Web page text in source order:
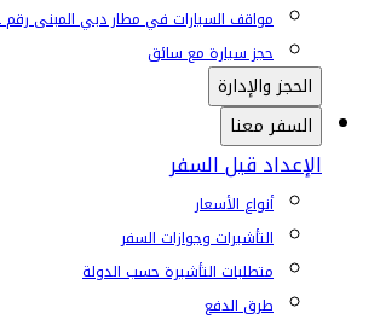
مواقف السيارات في مطار دبي المبنى رقم 2
حجز سيارة مع سائق
الحجز والإدارة
السفر معنا
الإعداد قبل السفر
أنواع الأسعار
التأشيرات وجوازات السفر
متطلبات التأشيرة حسب الدولة
طرق الدفع